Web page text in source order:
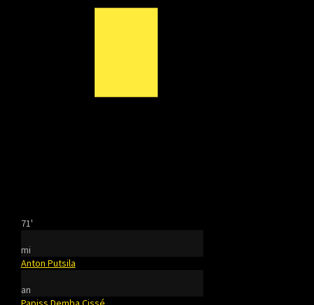
71'
mi
Anton Putsila
an